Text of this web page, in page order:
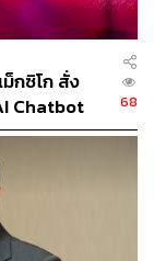
ป็นอีกแรงหนุน
ผลจากฝั่ง
กที่มีไฟฟ้า
ต้นทุน Data
ภาคตะวันออก
วยต่ำกว่าราว
มาณ 1 ใน 3
กซิโก สั่ง
Chatbot
68